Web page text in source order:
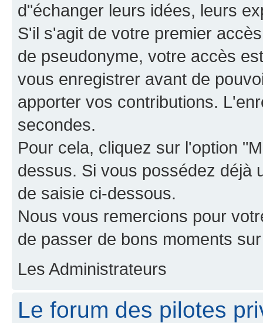
d"échanger leurs idées, leurs
S'il s'agit de votre premier
de pseudonyme, votre accès
vous enregistrer avant de
apporter vos contributions.
secondes.
Pour cela, cliquez sur l'option
dessus. Si vous possédez déjà
de saisie ci-dessous.
Nous vous remercions pour
de passer de bons moments
Les Administrateurs
Le forum des pilotes